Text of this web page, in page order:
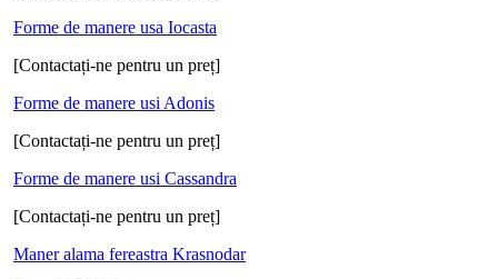
Forme de manere usa Iocasta
[Contactați-ne pentru un preț]
Forme de manere usi Adonis
[Contactați-ne pentru un preț]
Forme de manere usi Cassandra
[Contactați-ne pentru un preț]
Maner alama fereastra Krasnodar